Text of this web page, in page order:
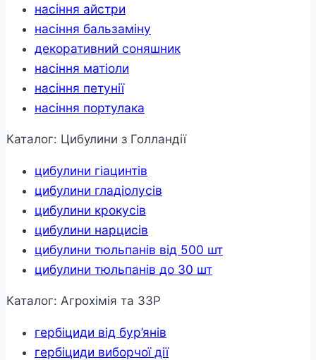
насіння айстри
насіння бальзаміну
декоративний соняшник
насіння матіоли
насіння петунії
насіння портулака
Каталог: Цибулини з Голландії
цибулини гіацинтів
цибулини гладіолусів
цибулини крокусів
цибулини нарцисів
цибулини тюльпанів від 500 шт
цибулини тюльпанів до 30 шт
Каталог: Агрохімія та ЗЗР
гербіциди від бур’янів
гербіциди виборчої дії